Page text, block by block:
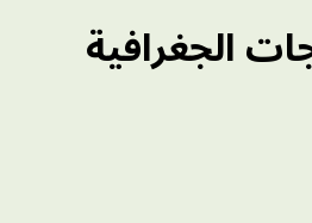
الجغرافية